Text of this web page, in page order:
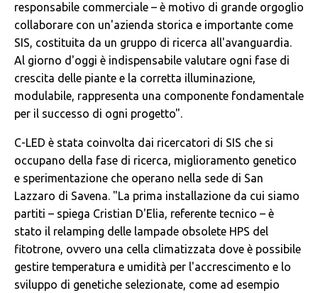
responsabile commerciale – è motivo di grande orgoglio
collaborare con un'azienda storica e importante come
SIS, costituita da un gruppo di ricerca all'avanguardia.
Al giorno d'oggi è indispensabile valutare ogni fase di
crescita delle piante e la corretta illuminazione,
modulabile, rappresenta una componente fondamentale
per il successo di ogni progetto".
C-LED è stata coinvolta dai ricercatori di SIS che si
occupano della fase di ricerca, miglioramento genetico
e sperimentazione che operano nella sede di San
Lazzaro di Savena. "La prima installazione da cui siamo
partiti – spiega Cristian D'Elia, referente tecnico – è
stato il relamping delle lampade obsolete HPS del
fitotrone, ovvero una cella climatizzata dove è possibile
gestire temperatura e umidità per l'accrescimento e lo
sviluppo di genetiche selezionate, come ad esempio